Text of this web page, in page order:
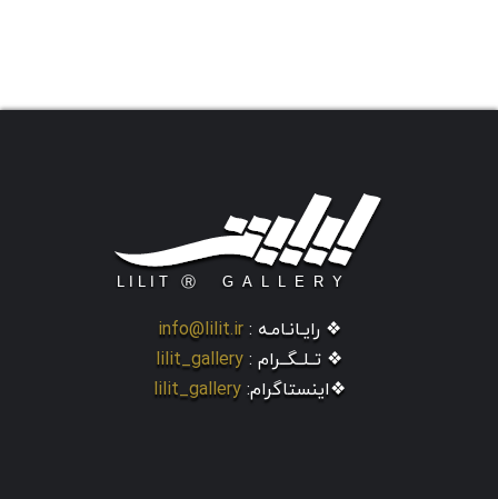
❖ رایـانـامـه : info@lilit.ir
❖ تــلــگــرام : lilit_gallery
❖اینستاگرام: lilit_gallery